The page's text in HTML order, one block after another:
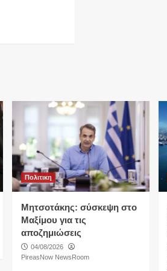
Πολιτικη
Μητσοτάκης: σύσκεψη στο
Μαξίμου για τις
αποζημιώσεις
04/08/2026
PireasNow NewsRoom